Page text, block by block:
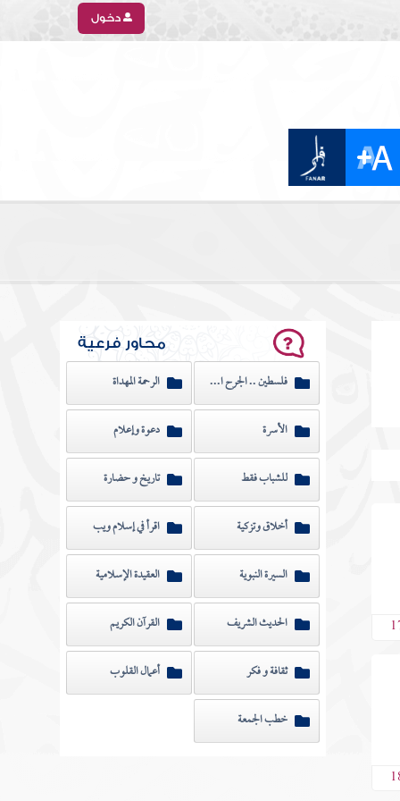
دخول
محاور فرعية
فلسطين .. الجرح النازف الرحمة المهداة
الأسرة دعوة وإعلام
للشباب فقط تاريخ و حضارة
أخلاق وتزكية اقرأ في إسلام ويب
السيرة النبوية العقيدة الإسلامية
الحديث الشريف القرآن الكريم
ثقافة و فكر أعمال القلوب
خطب الجمعة